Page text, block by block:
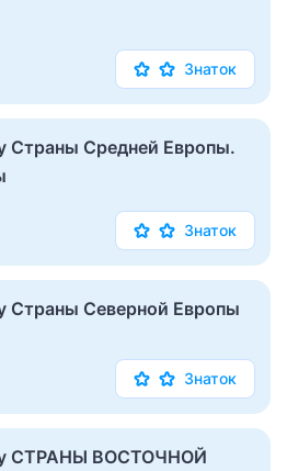
Знаток
Страны Средней Европы.
Знаток
Страны Северной Европы
Знаток
СТРАНЫ ВОСТОЧНОЙ